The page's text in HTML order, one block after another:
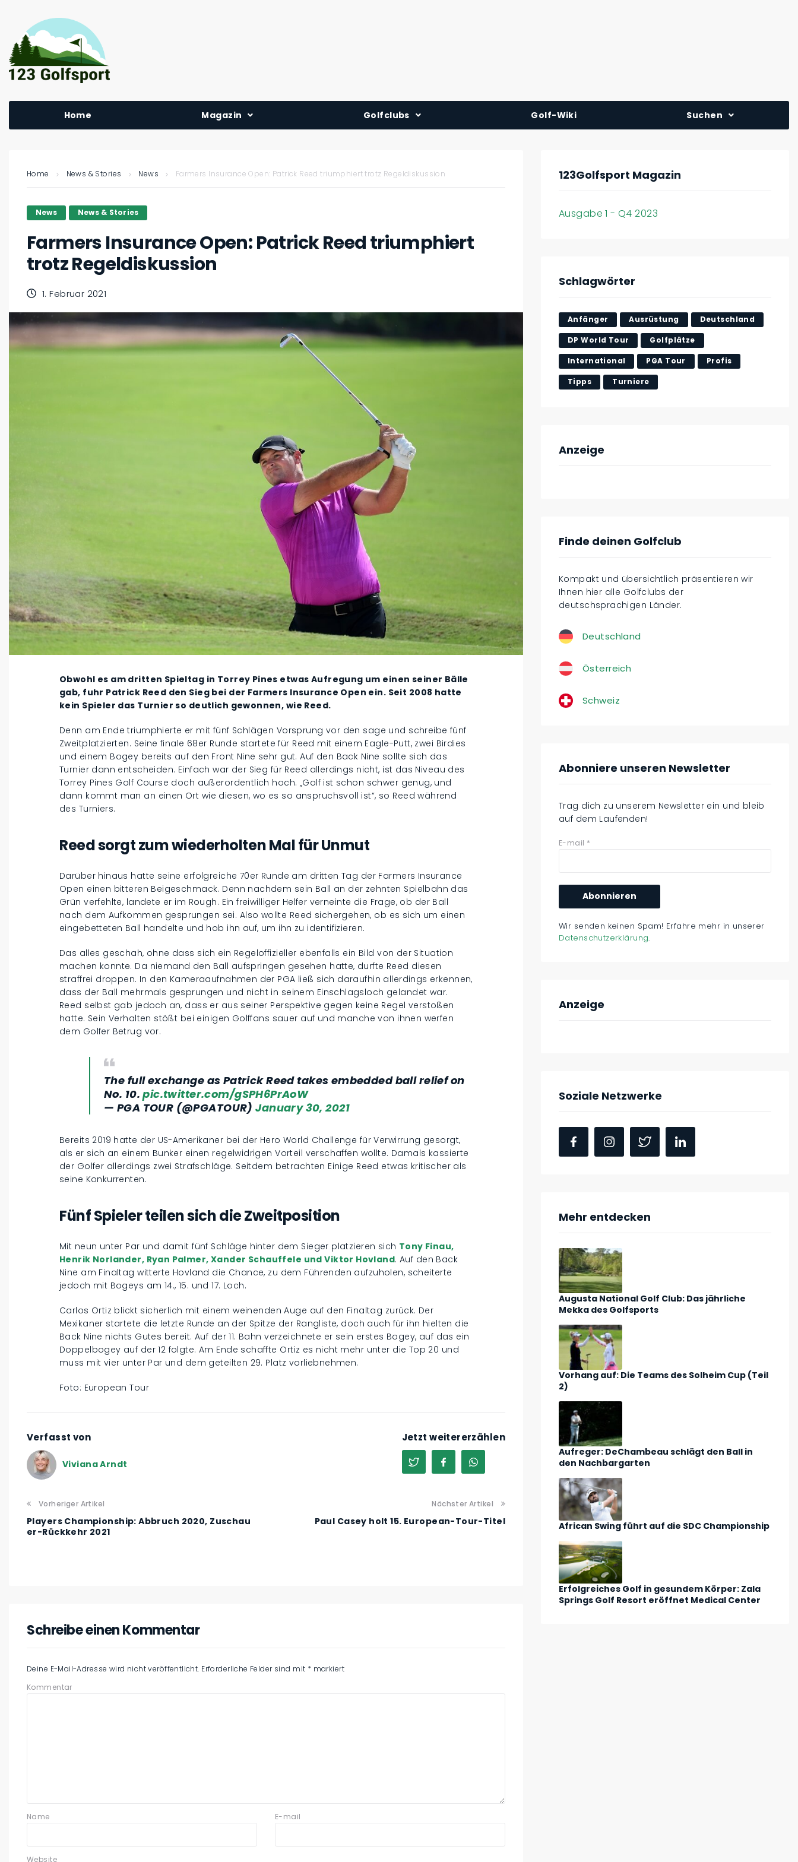
Home Magazin
Golfclubs
Golf-Wiki Suchen
Home News & Stories News Farmers Insurance Open: Patrick Reed triumphiert trotz Regeldiskussion
News News & Stories
Farmers Insurance Open: Patrick Reed triumphiert
trotz Regeldiskussion
1. Februar 2021
Obwohl es am dritten Spieltag in Torrey Pines etwas Aufregung um einen seiner Bälle
gab, fuhr Patrick Reed den Sieg bei der Farmers Insurance Open ein. Seit 2008 hatte
kein Spieler das Turnier so deutlich gewonnen, wie Reed.
Denn am Ende triumphierte er mit fünf Schlägen Vorsprung vor den sage und schreibe fünf
Zweitplatzierten. Seine finale 68er Runde startete für Reed mit einem Eagle-Putt, zwei Birdies
und einem Bogey bereits auf den Front Nine sehr gut. Auf den Back Nine sollte sich das
Turnier dann entscheiden. Einfach war der Sieg für Reed allerdings nicht, ist das Niveau des
Torrey Pines Golf Course doch außerordentlich hoch. „Golf ist schon schwer genug, und
dann kommt man an einen Ort wie diesen, wo es so anspruchsvoll ist“, so Reed während
des Turniers.
Reed sorgt zum wiederholten Mal für Unmut
Darüber hinaus hatte seine erfolgreiche 70er Runde am dritten Tag der Farmers Insurance
Open einen bitteren Beigeschmack. Denn nachdem sein Ball an der zehnten Spielbahn das
Grün verfehlte, landete er im Rough. Ein freiwilliger Helfer verneinte die Frage, ob der Ball
nach dem Aufkommen gesprungen sei. Also wollte Reed sichergehen, ob es sich um einen
eingebetteten Ball handelte und hob ihn auf, um ihn zu identifizieren.
Das alles geschah, ohne dass sich ein Regeloffizieller ebenfalls ein Bild von der Situation
machen konnte. Da niemand den Ball aufspringen gesehen hatte, durfte Reed diesen
straffrei droppen. In den Kameraaufnahmen der PGA ließ sich daraufhin allerdings erkennen,
dass der Ball mehrmals gesprungen und nicht in seinem Einschlagsloch gelandet war.
Reed selbst gab jedoch an, dass er aus seiner Perspektive gegen keine Regel verstoßen
hatte. Sein Verhalten stößt bei einigen Golffans sauer auf und manche von ihnen werfen
dem Golfer Betrug vor.
The full exchange as Patrick Reed takes embedded ball relief on
No. 10.pic.twitter.com/gSPH6PrAoW
— PGA TOUR (@PGATOUR)January 30, 2021
Bereits 2019 hatte der US-Amerikaner bei der Hero World Challenge für Verwirrung gesorgt,
als er sich an einem Bunker einen regelwidrigen Vorteil verschaffen wollte. Damals kassierte
der Golfer allerdings zwei Strafschläge. Seitdem betrachten Einige Reed etwas kritischer als
seine Konkurrenten.
Fünf Spieler teilen sich die Zweitposition
Mit neun unter Par und damit fünf Schläge hinter dem Sieger platzieren sich Tony Finau,
Henrik Norlander, Ryan Palmer, Xander Schauffele und Viktor Hovland. Auf den Back
Nine am Finaltag witterte Hovland die Chance, zu dem Führenden aufzuholen, scheiterte
jedoch mit Bogeys am 14., 15. und 17. Loch.
Carlos Ortiz blickt sicherlich mit einem weinenden Auge auf den Finaltag zurück. Der
Mexikaner startete die letzte Runde an der Spitze der Rangliste, doch auch für ihn hielten die
Back Nine nichts Gutes bereit. Auf der 11. Bahn verzeichnete er sein erstes Bogey, auf das ein
Doppelbogey auf der 12 folgte. Am Ende schaffte Ortiz es nicht mehr unter die Top 20 und
muss mit vier unter Par und dem geteilten 29. Platz vorliebnehmen.
Foto: European Tour
Verfasst von
Viviana Arndt
Jetzt weitererzählen
Vorheriger Artikel
Players Championship: Abbruch 2020, Zuschau
er-Rückkehr 2021
Nächster Artikel
Paul Casey holt 15. European-Tour-Titel
Schreibe einen Kommentar
Deine E-Mail-Adresse wird nicht veröffentlicht. Erforderliche Felder sind mit * markiert
Kommentar
Name E-mail
Website
123Golfsport Magazin
Ausgabe 1 - Q4 2023
Schlagwörter
Anfänger Ausrüstung Deutschland
DP World Tour Golfplätze
International PGA Tour Profis
Tipps Turniere
Anzeige
Finde deinen Golfclub
Kompakt und übersichtlich präsentieren wir
Ihnen hier alle Golfclubs der
deutschsprachigen Länder.
Deutschland
Österreich
Schweiz
Abonniere unseren Newsletter
Trag dich zu unserem Newsletter ein und bleib
auf dem Laufenden!
E-mail *
Wir senden keinen Spam! Erfahre mehr in unserer
Datenschutzerklärung.
Anzeige
Soziale Netzwerke
Mehr entdecken
Augusta National Golf Club: Das jährliche
Mekka des Golfsports
Vorhang auf: Die Teams des Solheim Cup (Teil
2)
Aufreger: DeChambeau schlägt den Ball in
den Nachbargarten
African Swing führt auf die SDC Championship
Erfolgreiches Golf in gesundem Körper: Zala
Springs Golf Resort eröffnet Medical Center